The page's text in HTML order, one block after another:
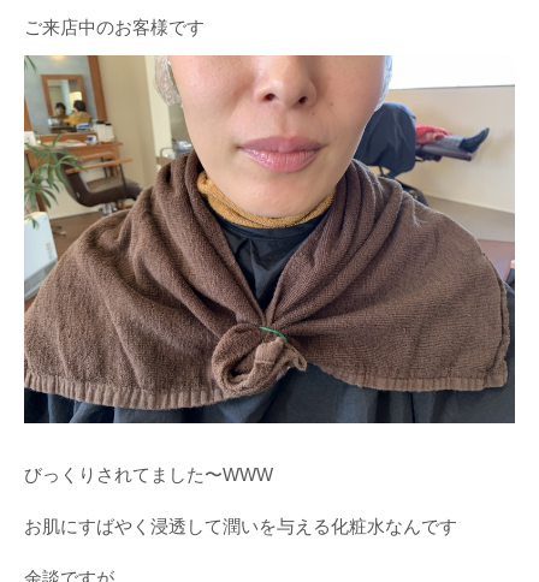
ご来店中のお客様です
びっくりされてました〜WWW
お肌にすばやく浸透して潤いを与える化粧水なんです